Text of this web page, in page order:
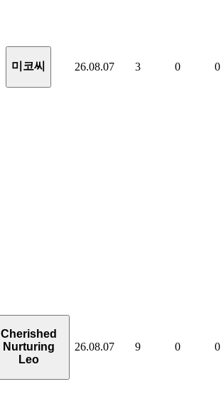
미코씨 26.08.07 3 0 0
Cherished
Nurturing
Leo
26.08.07 9 0 0